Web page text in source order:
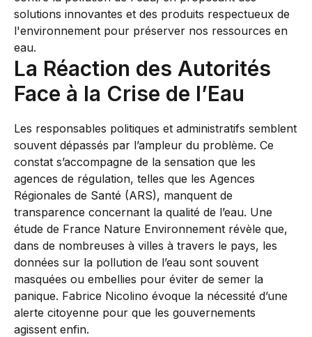
La Réaction des Autorités
Face à la Crise de l’Eau
Les responsables politiques et administratifs semblent
souvent dépassés par l’ampleur du problème. Ce
constat s’accompagne de la sensation que les
agences de régulation, telles que les Agences
Régionales de Santé (ARS), manquent de
transparence concernant la qualité de l’eau. Une
étude de France Nature Environnement révèle que,
dans de nombreuses à villes à travers le pays, les
données sur la pollution de l’eau sont souvent
masquées ou embellies pour éviter de semer la
panique. Fabrice Nicolino évoque la nécessité d’une
alerte citoyenne pour que les gouvernements
agissent enfin.